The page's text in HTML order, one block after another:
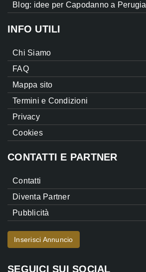
Blog: idee per Capodanno a Perugia
INFO UTILI
Chi Siamo
FAQ
Mappa sito
Termini e Condizioni
Privacy
Cookies
CONTATTI E PARTNER
Contatti
Diventa Partner
Pubblicità
Inserisci Annuncio
SEGUICI SUI SOCIAL